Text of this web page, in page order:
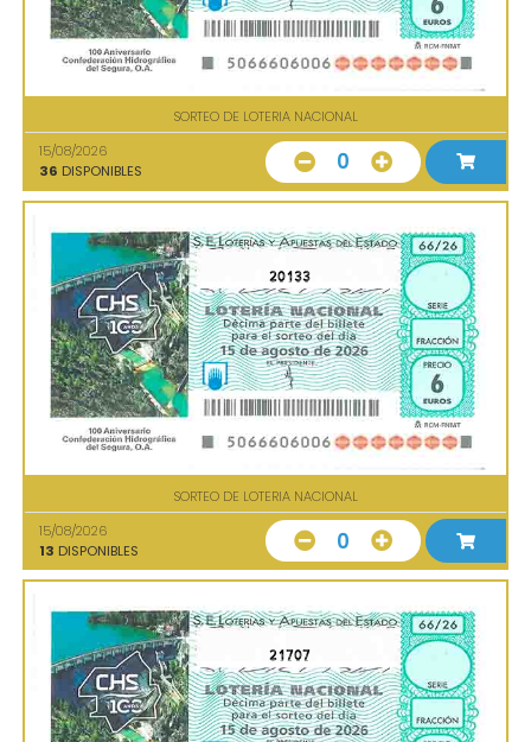
SORTEO DE LOTERIA NACIONAL
15/08/2026
36 DISPONIBLES 0
20133
SORTEO DE LOTERIA NACIONAL
15/08/2026
13 DISPONIBLES 0
21707